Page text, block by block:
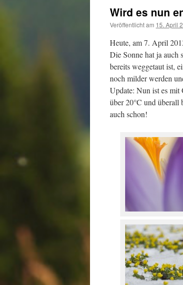
Wird es nun
Veröffentlicht am 15. April
Heute, am 7. April
Die Sonne hat ja auch
bereits weggetaut ist,
noch milder werden
Update: Nun ist es
über 20°C und überall
auch schon!